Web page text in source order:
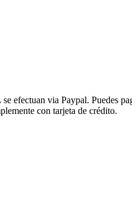
se efectuan via Paypal. Puedes
con tarjeta de crédito.